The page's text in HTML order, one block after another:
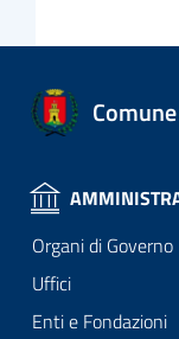
Organi di Governo
Uffici
Enti e Fondazioni